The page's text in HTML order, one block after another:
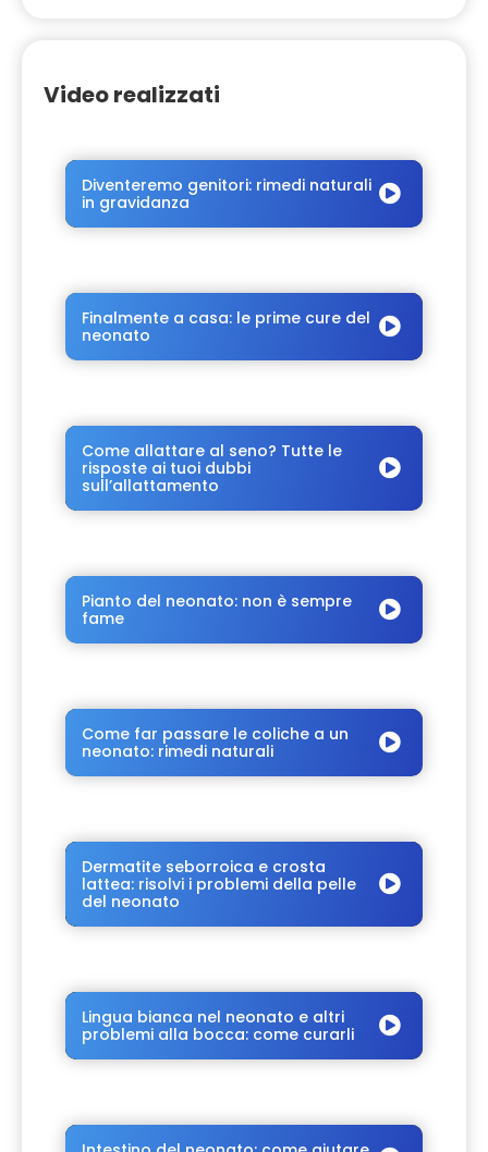
Video realizzati
Diventeremo genitori: rimedi naturali
in gravidanza
Finalmente a casa: le prime cure del
neonato
Come allattare al seno? Tutte le
risposte ai tuoi dubbi
sull’allattamento
Pianto del neonato: non è sempre
fame
Come far passare le coliche a un
neonato: rimedi naturali
Dermatite seborroica e crosta
lattea: risolvi i problemi della pelle
del neonato
Lingua bianca nel neonato e altri
problemi alla bocca: come curarli